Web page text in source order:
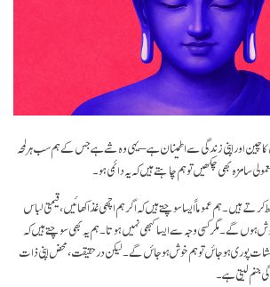
چین اور اپنی زندگی سے اطمینان ہے – یہی وہ شے ہے جس کے ہم سب ہر لمحہ
سا مزہ بھی چکھیں تو ہم چاہتے ہیں کہ یہ دائمی ہو۔
ہیں۔ ہم عموماً ایسا سوچتے ہیں کہ اگر ہم اچھی غذا کھائیں، قیمتی لباس
ہوں گے۔ مگر کسی وجہ سے ایسا کبھی نہیں ہوتا۔ ہم یہ بھی سوچتے ہیں کہ
پوری ہو جائں تو ہم خوش ہو جائں گے۔ لیکن در حقیقت، محض اپنی ذات
جنم لیتی ہے۔